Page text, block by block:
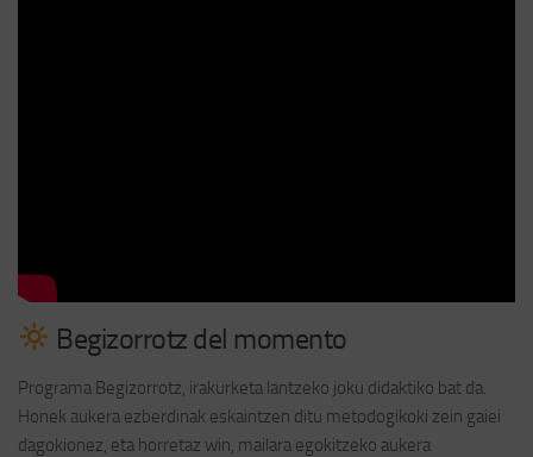
Begizorrotz del momento
Programa Begizorrotz, irakurketa lantzeko joku didaktiko bat da.
Honek aukera ezberdinak eskaintzen ditu metodogikoki zein gaiei
dagokionez, eta horretaz win, mailara egokitzeko aukera